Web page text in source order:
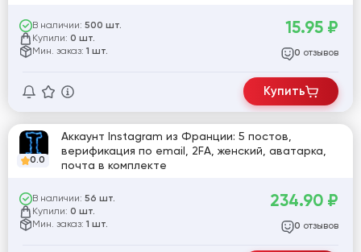
В наличии: 500 шт.
Купили: 0 шт.
Мин. заказ: 1 шт.
15.95 ₽
0 отзывов
Купить
0.0
Аккаунт Instagram из Франции: 5 постов,
верификация по email, 2FA, женский, аватарка,
почта в комплекте
В наличии: 56 шт.
Купили: 0 шт.
Мин. заказ: 1 шт.
234.90 ₽
0 отзывов